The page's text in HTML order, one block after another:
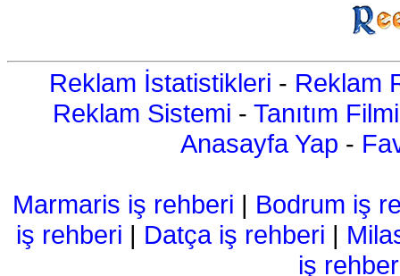
Reklam İstatistikleri - Reklam
Reklam Sistemi - Tanıtım Filmi
Anasayfa Yap -
Marmaris iş rehberi | Bodrum iş
iş rehberi | Datça iş rehberi |
iş